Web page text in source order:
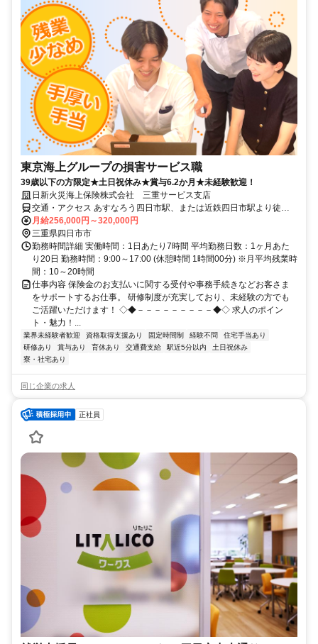
東京海上グループの損害サービス職
39歳以下の方限定★土日祝休み★賞与6.2か月★未経験歓迎！
日新火災海上保険株式会社 三重サービス支店
交通・アクセス あすなろう四日市駅、または近鉄四日市駅より徒歩
約9分／ＪＲ四日市駅より徒歩約11分
月給256,000円～320,000円
三重県四日市市
勤務時間詳細 実働時間：1日あたり7時間 平均勤務日数：1ヶ月あた
り20日 勤務時間：9:00～17:00 (休憩時間 1時間00分) ※月平均残業時
間：10～20時間
仕事内容 保険金のお支払いに関する受付や事務手続きなどお客さま
をサポートするお仕事。 研修制度が充実しており、未経験の方でも
ご活躍いただけます！ ◇◆－－－－－－－－－◆◇ 求人のポイン
ト・魅力！...
業界未経験者歓迎 資格取得支援あり 固定時間制 経験不問
住宅手当あり
研修あり
賞与あり 育休あり 交通費支給 駅近5分以内
土日祝休み
寮・社宅あり
同じ企業の求人
正社員